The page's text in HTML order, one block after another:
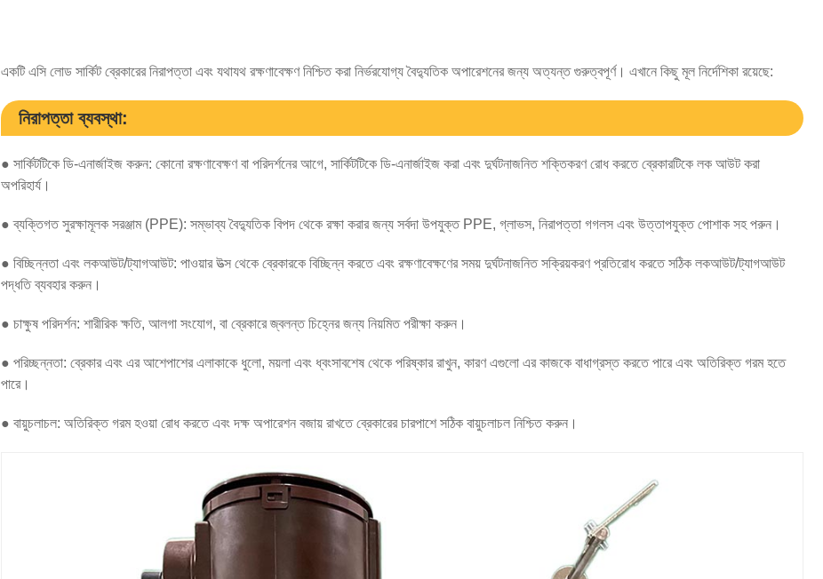
একটি এসি লোড সার্কিট ব্রেকারের নিরাপত্তা এবং যথাযথ রক্ষণাবেক্ষণ নিশ্চিত করা নির্ভরযোগ্য বৈদ্যুতিক অপারেশনের জন্য অত্যন্ত গুরুত্বপূর্ণ। এখানে কিছু মূল নির্দেশিকা রয়েছে:
নিরাপত্তা ব্যবস্থা:
● সার্কিটটিকে ডি-এনার্জাইজ করুন: কোনো রক্ষণাবেক্ষণ বা পরিদর্শনের আগে, সার্কিটটিকে ডি-এনার্জাইজ করা এবং দুর্ঘটনাজনিত শক্তিকরণ রোধ করতে ব্রেকারটিকে লক আউট করা
অপরিহার্য।
● ব্যক্তিগত সুরক্ষামূলক সরঞ্জাম (PPE): সম্ভাব্য বৈদ্যুতিক বিপদ থেকে রক্ষা করার জন্য সর্বদা উপযুক্ত PPE, গ্লাভস, নিরাপত্তা গগলস এবং উত্তাপযুক্ত পোশাক সহ পরুন।
● বিচ্ছিন্নতা এবং লকআউট/ট্যাগআউট: পাওয়ার উত্স থেকে ব্রেকারকে বিচ্ছিন্ন করতে এবং রক্ষণাবেক্ষণের সময় দুর্ঘটনাজনিত সক্রিয়করণ প্রতিরোধ করতে সঠিক লকআউট/ট্যাগআউট
পদ্ধতি ব্যবহার করুন।
● চাক্ষুষ পরিদর্শন: শারীরিক ক্ষতি, আলগা সংযোগ, বা ব্রেকারে জ্বলন্ত চিহ্নের জন্য নিয়মিত পরীক্ষা করুন।
● পরিচ্ছন্নতা: ব্রেকার এবং এর আশেপাশের এলাকাকে ধুলো, ময়লা এবং ধ্বংসাবশেষ থেকে পরিষ্কার রাখুন, কারণ এগুলো এর কাজকে বাধাগ্রস্ত করতে পারে এবং অতিরিক্ত গরম হতে
পারে।
● বায়ুচলাচল: অতিরিক্ত গরম হওয়া রোধ করতে এবং দক্ষ অপারেশন বজায় রাখতে ব্রেকারের চারপাশে সঠিক বায়ুচলাচল নিশ্চিত করুন।